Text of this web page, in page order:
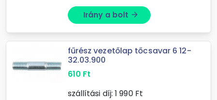
Irány a bolt arrow_forward
fűrész vezetőlap tőcsavar 6 12-
32.03.900
610 Ft
szállítási díj: 1 990Ft